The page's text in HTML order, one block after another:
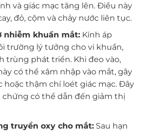
và giác mạc tăng lên. Điều này
đỏ, cộm và chảy nước liên tục.
nhiễm khuẩn mắt:Kính áp
trường lý tưởng cho vi khuẩn,
trùng phát triển. Khi đeo vào,
có thể xâm nhập vào mắt, gây
hoặc thậm chí loét giác mạc. Đây
chứng có thể dẫn đến giảm thị
truyền oxy cho mắt:Sau hạn